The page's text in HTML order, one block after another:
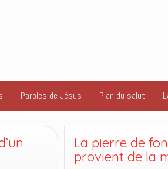
Paroles de Jésus Plan du salut
La pierre de
provient de la